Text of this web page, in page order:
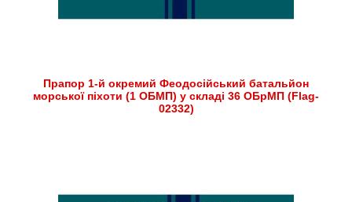
Прапор 1-й окремий Феодосійський батальйон
морської піхоти (1 ОБМП) у складі 36 ОБрМП (Flag-
02332)